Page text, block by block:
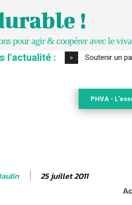
!
pour agir & coopérer avec le
l'actualité : > S’inspirer de
PHVA -
25 juillet 2011